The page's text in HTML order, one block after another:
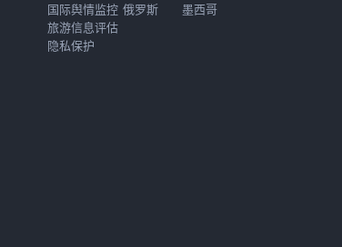
国际舆情监控
旅游信息评估
隐私保护
俄罗斯
墨西哥